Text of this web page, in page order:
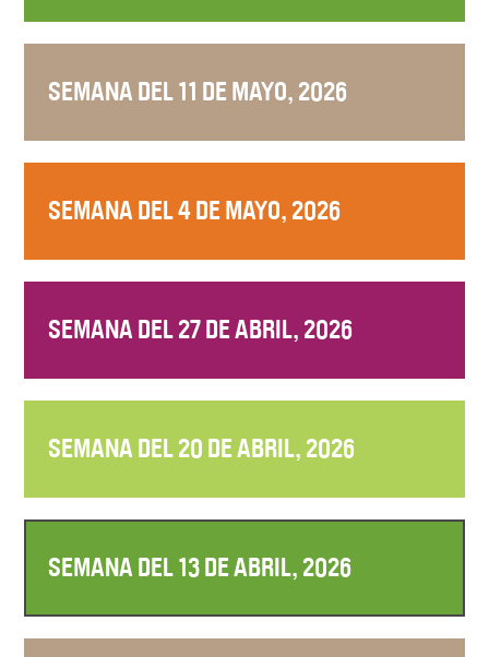
SEMANA DEL 11 DE MAYO, 2026
SEMANA DEL 4 DE MAYO, 2026
SEMANA DEL 27 DE ABRIL, 2026
SEMANA DEL 20 DE ABRIL, 2026
SEMANA DEL 13 DE ABRIL, 2026